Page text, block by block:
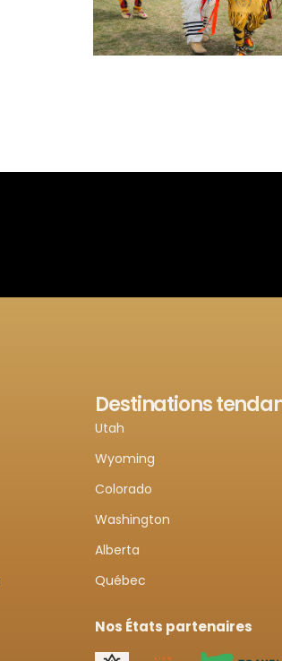
Destinations
Utah
Wyoming
Colorado
Washington
Alberta
Québec
Nos États partenaires